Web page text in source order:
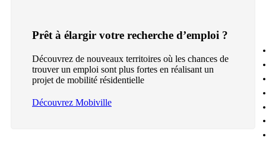
Prêt à élargir votre recherche d’emploi ?
Découvrez de nouveaux territoires où les chances de
trouver un emploi sont plus fortes en réalisant un
projet de mobilité résidentielle
Découvrez Mobiville